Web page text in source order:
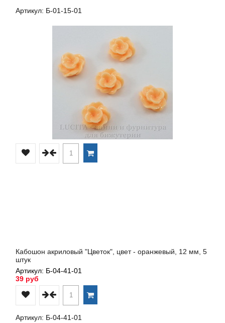
Артикул: Б-01-15-01
Кабошон акриловый "Цветок", цвет - оранжевый, 12 мм, 5
штук
Артикул: Б-04-41-01
39 руб
Артикул: Б-04-41-01